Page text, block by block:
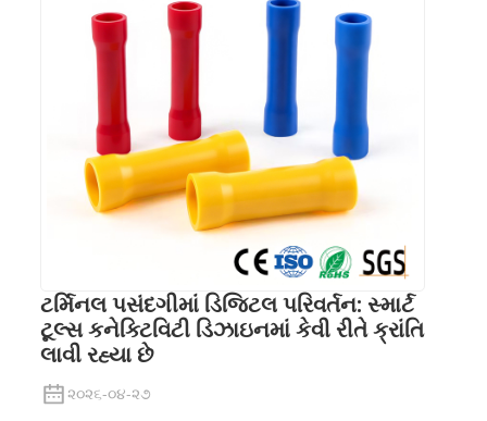
ટર્મિનલ પસંદગીમાં ડિજિટલ પરિવર્તન: સ્માર્ટ
ટૂલ્સ કનેક્ટિવિટી ડિઝાઇનમાં કેવી રીતે ક્રાંતિ
લાવી રહ્યા છે
૨૦૨૬-૦૪-૨૭